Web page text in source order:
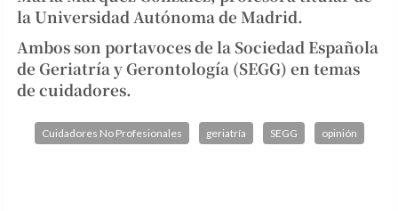
la Universidad Autónoma de Madrid.
Ambos son portavoces de la Sociedad Española
de Geriatría y Gerontología (SEGG) en temas
de cuidadores.
Cuidadores No Profesionales geriatría SEGG opinión